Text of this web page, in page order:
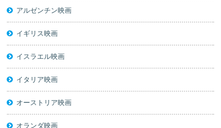
アルゼンチン映画
イギリス映画
イスラエル映画
イタリア映画
オーストリア映画
オランダ映画